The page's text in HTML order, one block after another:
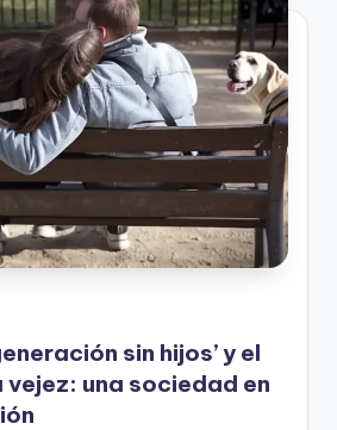
sin hijos’ y el
una sociedad en